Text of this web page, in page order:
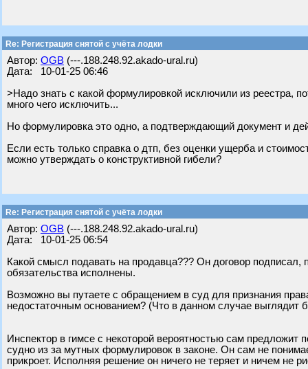
Re: Регистрация снятой с учёта лодки
Автор: OGB (---.188.248.92.akado-ural.ru)
Дата: 10-01-25 06:46
>Надо знать с какой формулировкой исключили из реестра,
много чего исключить...
Но формулировка это одно, а подтверждающий документ и
Если есть только справка о дтп, без оценки ущерба и
можно утверждать о конструктивной гибели?
Re: Регистрация снятой с учёта лодки
Автор: OGB (---.188.248.92.akado-ural.ru)
Дата: 10-01-25 06:54
Какой смысл подавать на продавца??? Он договор
обязательства исполнены.
Возможно вы путаете с обращением в суд для признания
недостаточным основанием? (Что в данном случае выглядит
Инспектор в гимсе с некоторой вероятностью сам предложит
судно из за мутных формулировок в законе. Он сам не
прикроет. Исполняя решение он ничего не теряет и ничем не